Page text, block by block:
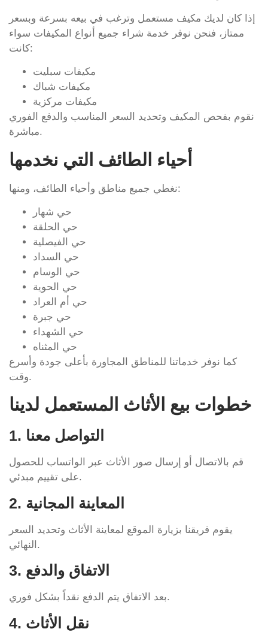
إذا كان لديك مكيف مستعمل وترغب في بيعه بسرعة وبسعر
ممتاز، فنحن نوفر خدمة شراء جميع أنواع المكيفات سواء
كانت:
مكيفات سبليت
مكيفات شباك
مكيفات مركزية
نقوم بفحص المكيف وتحديد السعر المناسب والدفع الفوري
مباشرة.
أحياء الطائف التي نخدمها
نغطي جميع مناطق وأحياء الطائف، ومنها:
حي شهار
حي الحلقة
حي الفيصلية
حي السداد
حي الوسام
حي الحوية
حي أم العراد
حي جبرة
حي الشهداء
حي المثناه
كما نوفر خدماتنا للمناطق المجاورة بأعلى جودة وأسرع
وقت.
خطوات بيع الأثاث المستعمل لدينا
1. التواصل معنا
قم بالاتصال أو إرسال صور الأثاث عبر الواتساب للحصول
على تقييم مبدئي.
2. المعاينة المجانية
يقوم فريقنا بزيارة الموقع لمعاينة الأثاث وتحديد السعر
النهائي.
3. الاتفاق والدفع
بعد الاتفاق يتم الدفع نقداً بشكل فوري.
4. نقل الأثاث